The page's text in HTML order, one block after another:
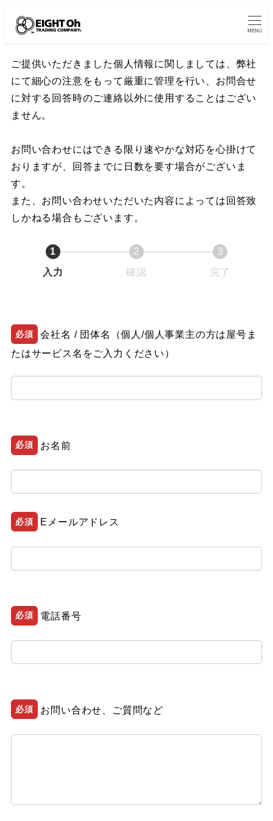
MENU
ご提供いただきました個人情報に関しましては、​ 弊社
にて細心の注意をもって厳重に管理を行い、​​ お問合せ
に対する回答時のご連絡以外に使用することはござい
ません。​
お問い合わせにはできる限り速やかな対応を心掛けて
おりますが、​​
回答までに日数を要す場合がございま
す。​
また、お問い合わせいただいた内容によっては回答致
しかねる場合もございます。​
1
入力
2
確認
3
完了
必須
会社名 / 団体名（個人/個人事業主の方は屋号ま
たはサービス名をご入力ください）
必須 お名前
必須 Eメールアドレス
必須 電話番号
必須 お問い合わせ、ご質問など